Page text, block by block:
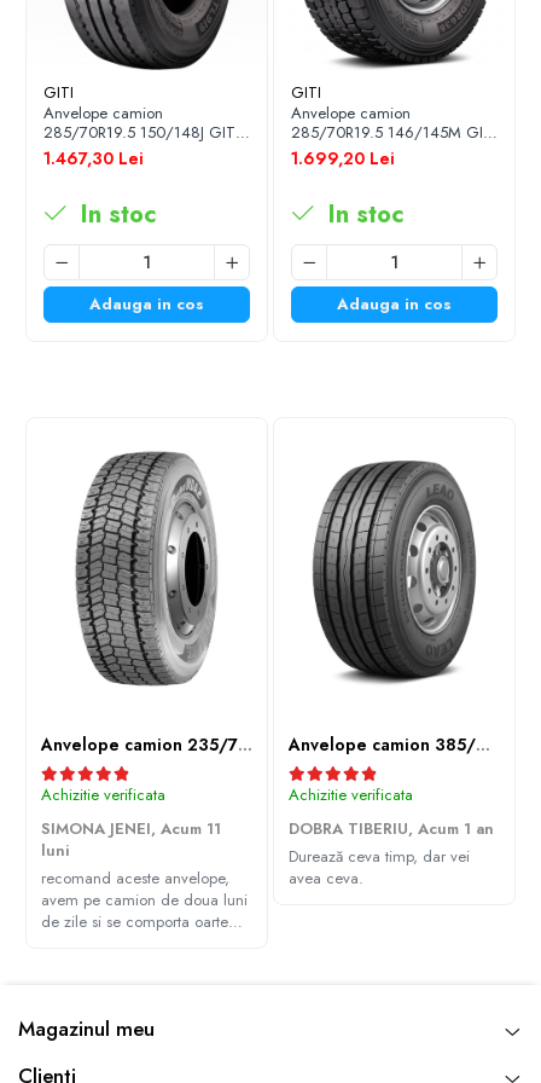
siguranțași costurile controlate de exploatare.
GITI
Anvelope camion
285/70R19.5 150/148J GITI
GTL919 TL 3PMSF 18PR
1.467,30 Lei
In stoc
Adauga in cos
GITI
Anvelope camion
285/70R19.5 146/145M GITI
GDR638 TL 3PMSF
1.699,20 Lei
In stoc
Adauga in cos
Anvelope camion 235/75R17.5 143/141J(144F) Westlake WDA2 TL M+S 3PMSF
Achizitie verificata
SIMONA JENEI, Acum 11
luni
recomand aceste anvelope,
avem pe camion de doua luni
de zile si se comporta oarte
Anvelope camion 385/65R22.5 164K LEAO KTS300 24PR TL
Achizitie verificata
DOBRA TIBERIU, Acum 1 an
Durează ceva timp, dar vei
avea ceva.
Magazinul meu
Clienti